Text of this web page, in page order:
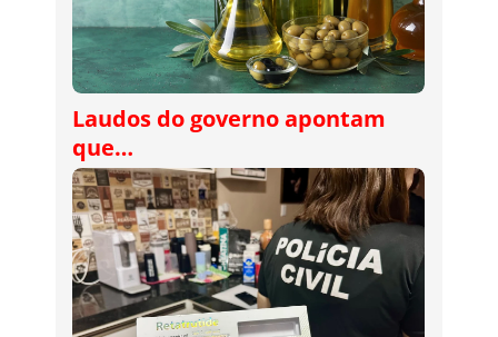
Laudos do governo apontam
que…